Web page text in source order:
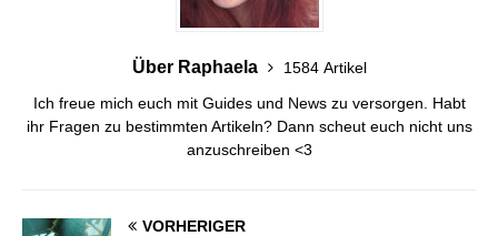
Über Raphaela
1584 Artikel
Ich freue mich euch mit Guides und News zu versorgen. Habt
ihr Fragen zu bestimmten Artikeln? Dann scheut euch nicht uns
anzuschreiben <3
VORHERIGER